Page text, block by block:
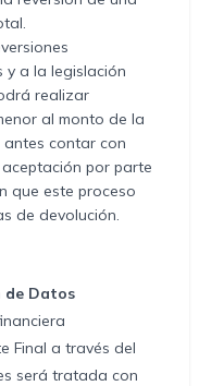
y a la legislación
realizar
al monto de la
contar con
por parte
que este proceso
de devolución.
de Datos
Final a través del
será tratada con